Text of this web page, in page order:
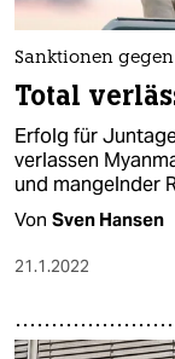
epaper login
Sanktionen
Total
Erfolg für
verlassen
und mangelnder
Von Sven Hansen
21.1.2022